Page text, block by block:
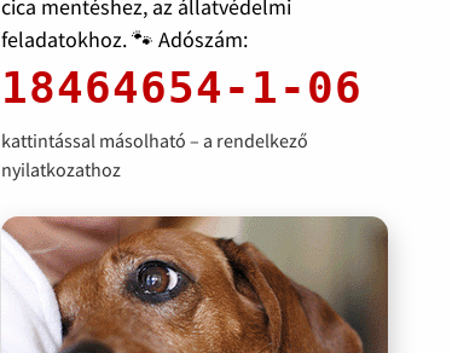
cica mentéshez, az állatvédelmi
feladatokhoz. 🐾 Adószám:
18464654-1-06
kattintással másolható – a rendelkező
nyilatkozathoz